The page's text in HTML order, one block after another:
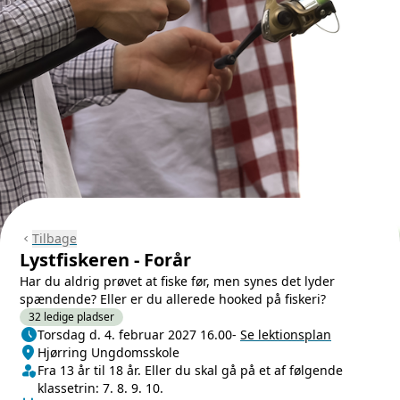
chevron_left Tilbage
Lystfiskeren - Forår
Har du aldrig prøvet at fiske før, men synes det lyder
spændende? Eller er du allerede hooked på fiskeri?
32 ledige pladser
Næste lektion
scheduleTorsdag d. 4. februar 2027 16.00- Se lektionsplan
Sted/Adresse
location_on Hjørring Ungdomsskole
Klasse/Aldersbegrænsning
person_shieldFra 13 år til 18 år. Eller du skal gå på et af følgende
klassetrin: 7. 8. 9. 10.